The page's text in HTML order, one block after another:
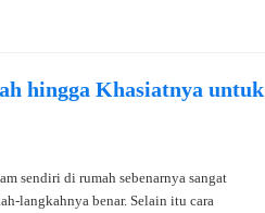
hingga Khasiatnya untuk
sendiri di rumah sebenarnya sangat
langkahnya benar. Selain itu cara